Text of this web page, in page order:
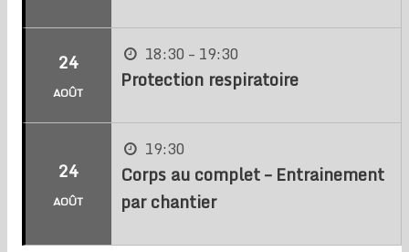
24
AOÛT
18:30 – 19:30
Protection respiratoire
24
AOÛT
19:30
Corps au complet – Entrainement
par chantier